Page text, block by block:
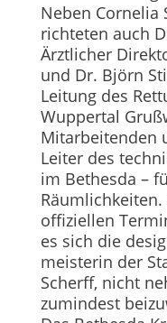
Neben Cornelia
richteten auch
Ärztlicher
und Dr. Björn
Leitung des
Wuppertal
Mitarbeitenden
Leiter des
im Bethesda –
offiziellen
es sich die
meisterin der
Scherff, nicht
zumindest